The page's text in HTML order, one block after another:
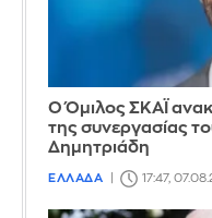
Ο Όμιλος ΣΚΑΪ
της συνεργασίας
Δημητριάδη
ΕΛΛΑΔΑ 17:47,